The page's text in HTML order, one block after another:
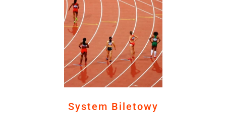
System Biletowy